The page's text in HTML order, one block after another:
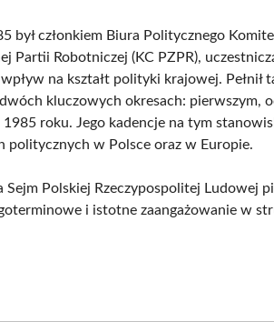
był członkiem Biura Politycznego
Partii Robotniczej (KC PZPR),
na kształt polityki krajowej. Pełnił
kluczowych okresach: pierwszym,
roku. Jego kadencje na tym
politycznych w Polsce oraz w Europie.
Sejm Polskiej Rzeczypospolitej Ludowej
i istotne zaangażowanie w